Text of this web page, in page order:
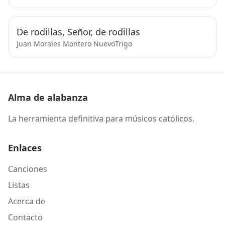
De rodillas, Señor, de rodillas
Juan Morales Montero NuevoTrigo
Alma de alabanza
La herramienta definitiva para músicos católicos.
Enlaces
Canciones
Listas
Acerca de
Contacto